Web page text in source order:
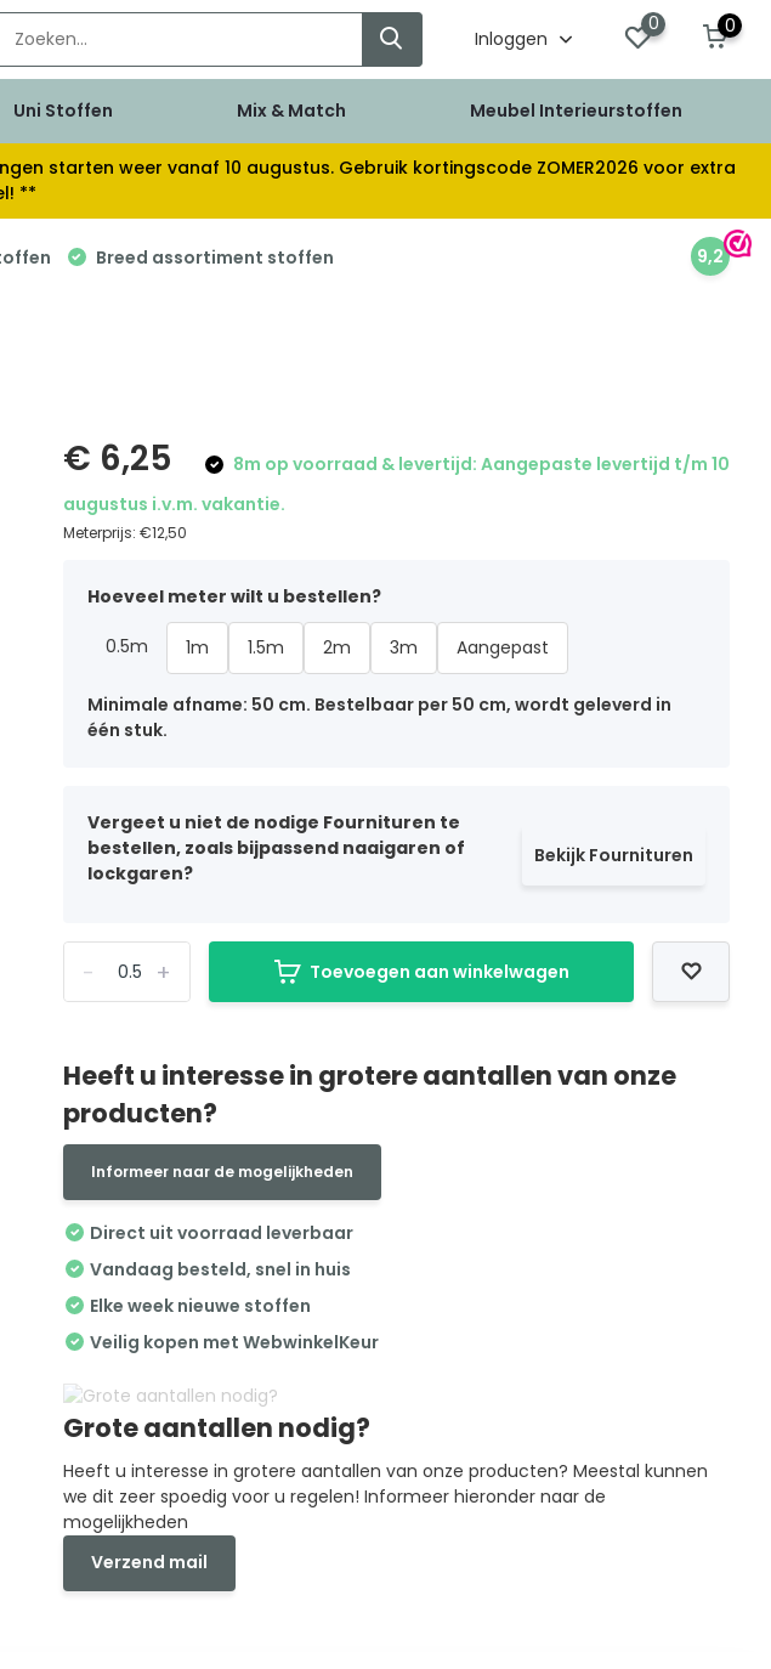
Inloggen
0 0
Uni Stoffen Mix & Match Meubel Interieurstoffen
starten weer vanaf 10 augustus. Gebruik kortingscode ZOMER2026 voor extra
**
Breed assortiment stoffen 9,2
€ 6,25
8m op voorraad & levertijd: Aangepaste levertijd t/m 10
augustus i.v.m. vakantie.
Meterprijs:€12,50
Hoeveel meter wilt u bestellen?
0.5m 1m 1.5m 2m 3m Aangepast
Minimale afname: 50 cm. Bestelbaar per 50 cm, wordt geleverd in
één stuk.
Vergeet u niet de nodige Fournituren te
bestellen, zoals bijpassend naaigaren of
lockgaren?
Bekijk Fournituren
+
- Toevoegen aan winkelwagen
Heeft u interesse in grotere aantallen van onze
producten?
Informeer naar de mogelijkheden
Direct uit voorraad leverbaar
Vandaag besteld, snel in huis
Elke week nieuwe stoffen
Veilig kopen met WebwinkelKeur
Grote aantallen nodig?
Heeft u interesse in grotere aantallen van onze producten? Meestal kunnen
we dit zeer spoedig voor u regelen! Informeer hieronder naar de
mogelijkheden
Verzend mail